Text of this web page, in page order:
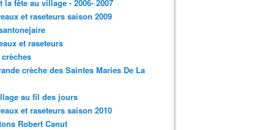
la fête au village - 2006- 2007
et raseteurs saison 2009
et raseteurs
crèche des Saintes Maries De La
au fil des jours
et raseteurs saison 2010
Robert Canut